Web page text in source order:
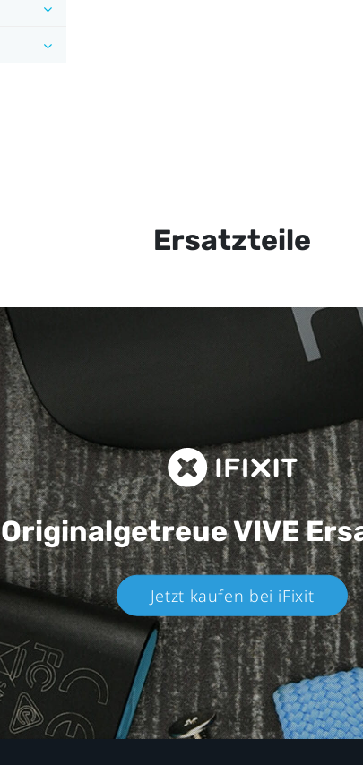
Ersatzteile
Originalgetreue VIVE
Jetzt kaufen bei iFixit​